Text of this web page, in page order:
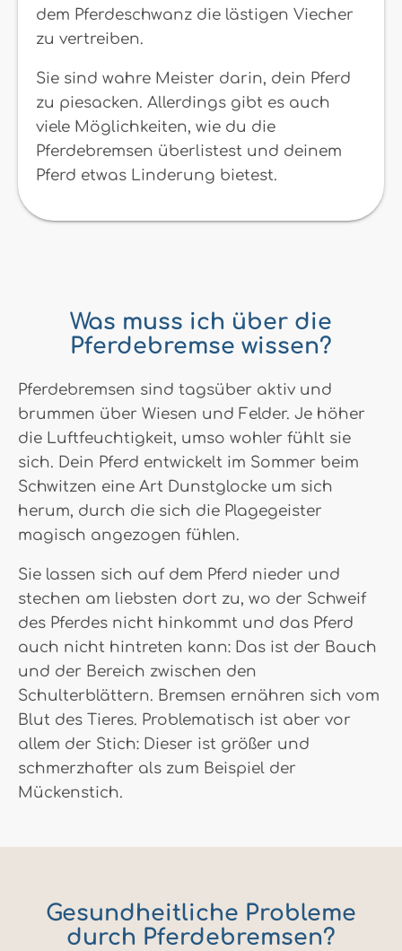
dem Pferdeschwanz die lästigen Viecher
zu vertreiben.
Sie sind wahre Meister darin, dein Pferd
zu piesacken. Allerdings gibt es auch
viele Möglichkeiten, wie du die
Pferdebremsen überlistest und deinem
Pferd etwas Linderung bietest.
Was muss ich über die
Pferdebremse wissen?
Pferdebremsen sind tagsüber aktiv und
brummen über Wiesen und Felder. Je höher
die Luftfeuchtigkeit, umso wohler fühlt sie
sich. Dein Pferd entwickelt im Sommer beim
Schwitzen eine Art Dunstglocke um sich
herum, durch die sich die Plagegeister
magisch angezogen fühlen.
Sie lassen sich auf dem Pferd nieder und
stechen am liebsten dort zu, wo der Schweif
des Pferdes nicht hinkommt und das Pferd
auch nicht hintreten kann: Das ist der Bauch
und der Bereich zwischen den
Schulterblättern. Bremsen ernähren sich vom
Blut des Tieres. Problematisch ist aber vor
allem der Stich: Dieser ist größer und
schmerzhafter als zum Beispiel der
Mückenstich.
Gesundheitliche Probleme
durch Pferdebremsen?